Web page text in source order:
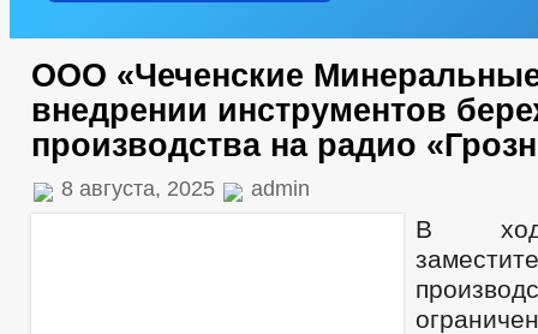
ООО «Чеченские
внедрении инструментов
производства на радио
8 августа, 2025 admin
В